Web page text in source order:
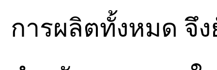
การผลิตทั้งหมด จึ